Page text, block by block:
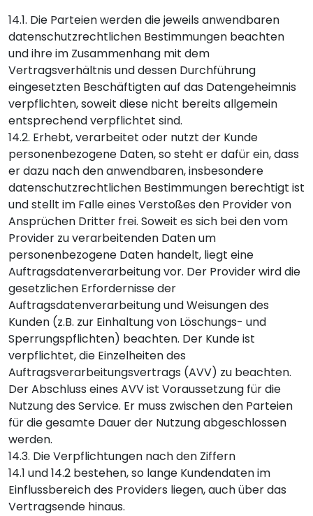
14.1. Die Parteien werden die jeweils anwendbaren
datenschutzrechtlichen Bestimmungen beachten
und ihre im Zusammenhang mit dem
Vertragsverhältnis und dessen Durchführung
eingesetzten Beschäftigten auf das Datengeheimnis
verpflichten, soweit diese nicht bereits allgemein
entsprechend verpflichtet sind.
14.2. Erhebt, verarbeitet oder nutzt der Kunde
personenbezogene Daten, so steht er dafür ein, dass
er dazu nach den anwendbaren, insbesondere
datenschutzrechtlichen Bestimmungen berechtigt ist
und stellt im Falle eines Verstoßes den Provider von
Ansprüchen Dritter frei. Soweit es sich bei den vom
Provider zu verarbeitenden Daten um
personenbezogene Daten handelt, liegt eine
Auftragsdatenverarbeitung vor. Der Provider wird die
gesetzlichen Erfordernisse der
Auftragsdatenverarbeitung und Weisungen des
Kunden (z.B. zur Einhaltung von Löschungs- und
Sperrungspflichten) beachten. Der Kunde ist
verpflichtet, die Einzelheiten des
Auftragsverarbeitungsvertrags (AVV) zu beachten.
Der Abschluss eines AVV ist Voraussetzung für die
Nutzung des Service. Er muss zwischen den Parteien
für die gesamte Dauer der Nutzung abgeschlossen
werden.
14.3. Die Verpflichtungen nach den Ziffern
14.1 und 14.2 bestehen, so lange Kundendaten im
Einflussbereich des Providers liegen, auch über das
Vertragsende hinaus.